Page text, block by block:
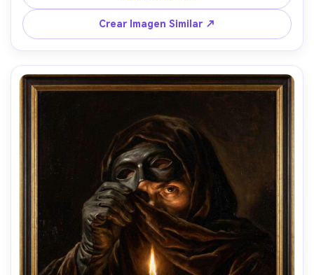
luminosas, atmósfera de catedral, lente 85mm, poca
profundidad de campo --ar 4:5
Crear Imagen Similar ↗